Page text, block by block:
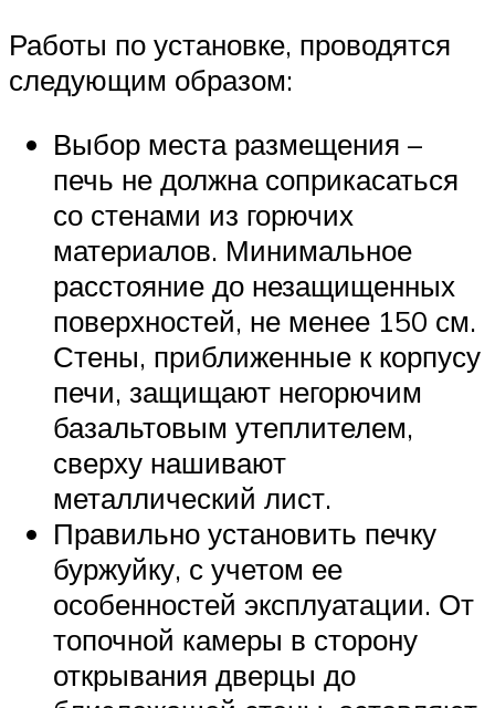
Работы по установке, проводятся
следующим образом:
Выбор места размещения –
печь не должна соприкасаться
со стенами из горючих
материалов. Минимальное
расстояние до незащищенных
поверхностей, не менее 150 см.
Стены, приближенные к корпусу
печи, защищают негорючим
базальтовым утеплителем,
сверху нашивают
металлический лист.
Правильно установить печку
буржуйку, с учетом ее
особенностей эксплуатации. От
топочной камеры в сторону
открывания дверцы до